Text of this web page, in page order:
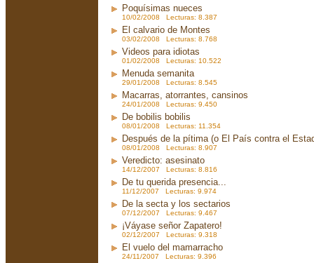
Poquísimas nueces
10/02/2008 Lecturas: 8.387
El calvario de Montes
03/02/2008 Lecturas: 8.768
Videos para idiotas
01/02/2008 Lecturas: 10.522
Menuda semanita
29/01/2008 Lecturas: 8.545
Macarras, atorrantes, cansinos
24/01/2008 Lecturas: 9.450
De bobilis bobilis
08/01/2008 Lecturas: 11.354
Después de la pítima (o El País contra el
08/01/2008 Lecturas: 8.907
Veredicto: asesinato
14/12/2007 Lecturas: 8.816
De tu querida presencia...
11/12/2007 Lecturas: 9.974
De la secta y los sectarios
07/12/2007 Lecturas: 9.467
¡Váyase señor Zapatero!
02/12/2007 Lecturas: 9.318
El vuelo del mamarracho
24/11/2007 Lecturas: 9.396